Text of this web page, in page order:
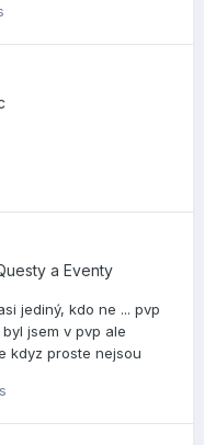
a Eventy
jediný, kdo ne ... pvp
jsem v pvp ale
kdyz proste nejsou